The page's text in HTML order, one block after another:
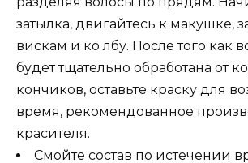
затылка, двигайтесь к макушке,
вискам и ко лбу. После того как
будет тщательно обработана от
кончиков, оставьте краску для
время, рекомендованное
красителя.
Смойте состав по истечении